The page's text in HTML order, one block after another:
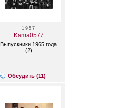
1957
Kama0577
Выпускники 1965 года
(2)
Обсудить (11)